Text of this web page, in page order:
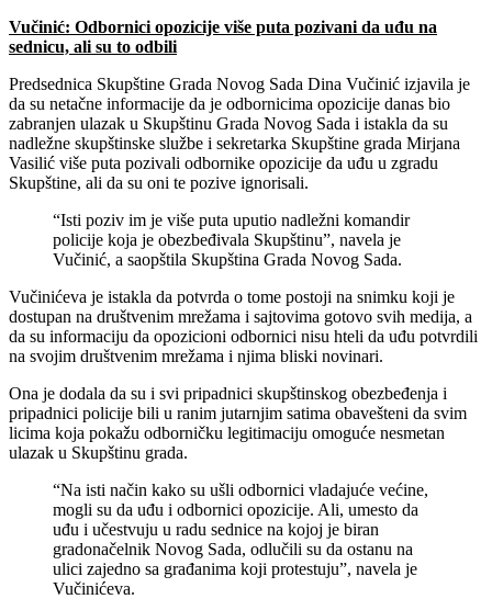
Vučinić: Odbornici opozicije više puta pozivani da uđu na
sednicu, ali su to odbili
Predsednica Skupštine Grada Novog Sada Dina Vučinić izjavila je
da su netačne informacije da je odbornicima opozicije danas bio
zabranjen ulazak u Skupštinu Grada Novog Sada i istakla da su
nadležne skupštinske službe i sekretarka Skupštine grada Mirjana
Vasilić više puta pozivali odbornike opozicije da uđu u zgradu
Skupštine, ali da su oni te pozive ignorisali.
“Isti poziv im je više puta uputio nadležni komandir
policije koja je obezbeđivala Skupštinu”, navela je
Vučinić, a saopštila Skupština Grada Novog Sada.
Vučinićeva je istakla da potvrda o tome postoji na snimku koji je
dostupan na društvenim mrežama i sajtovima gotovo svih medija, a
da su informaciju da opozicioni odbornici nisu hteli da uđu potvrdili
na svojim društvenim mrežama i njima bliski novinari.
Ona je dodala da su i svi pripadnici skupštinskog obezbeđenja i
pripadnici policije bili u ranim jutarnjim satima obavešteni da svim
licima koja pokažu odborničku legitimaciju omoguće nesmetan
ulazak u Skupštinu grada.
“Na isti način kako su ušli odbornici vladajuće većine,
mogli su da uđu i odbornici opozicije. Ali, umesto da
uđu i učestvuju u radu sednice na kojoj je biran
gradonačelnik Novog Sada, odlučili su da ostanu na
ulici zajedno sa građanima koji protestuju”, navela je
Vučinićeva.